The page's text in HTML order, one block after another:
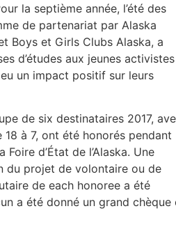
la septième année, l’été des
de partenariat par Alaska
Boys et Girls Clubs Alaska, a
d’études aux jeunes activistes
un impact positif sur leurs
de six destinataires 2017,
18 à 7, ont été honorés pendant
Foire d’État de l’Alaska. Une
du projet de volontaire ou de
de each honoree a été
a été donné un grand chèque